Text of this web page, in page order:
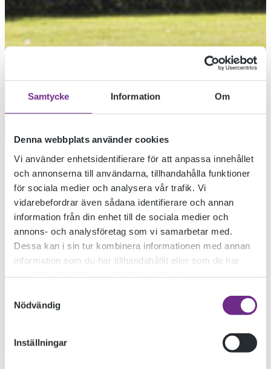
Samtycke Information Om
Denna webbplats använder cookies
Vi använder enhetsidentifierare för att anpassa innehållet
och annonserna till användarna, tillhandahålla funktioner
för sociala medier och analysera vår trafik. Vi
vidarebefordrar även sådana identifierare och annan
information från din enhet till de sociala medier och
annons- och analysföretag som vi samarbetar med.
Dessa kan i sin tur kombinera informationen med annan
information som du har tillhandahållit eller som de har
Nödvändig
Inställningar